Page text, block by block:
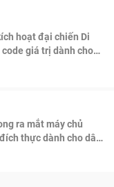
hoạt đại chiến Di
giá trị dành cho
ra mắt máy chủ
thực dành cho dân